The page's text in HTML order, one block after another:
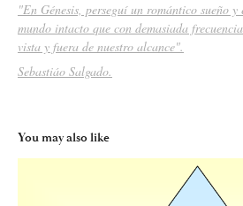
"En Génesis, perseguí un romántico sueño
mundo intacto que con demasiada
vista y fuera de nuestro alcance".
Sebastiáo Salgado.
You may also like